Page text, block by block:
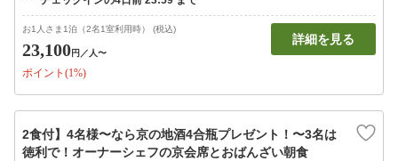
お1人さま1泊（2名1室利用時） (税込)
23,100円 ／人〜
ポイント(1%)
詳細を見る
2食付】4名様〜なら京の地酒4合瓶プレゼント！〜3名は
徳利で！オーナーシェフの京会席とおばんざい朝食